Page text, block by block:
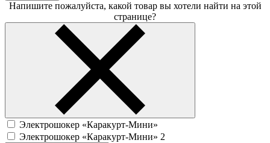
Напишите пожалуйста, какой товар вы хотели найти на этой
странице?
Электрошокер «Каракурт-Мини»
Электрошокер «Каракурт-Мини» 2